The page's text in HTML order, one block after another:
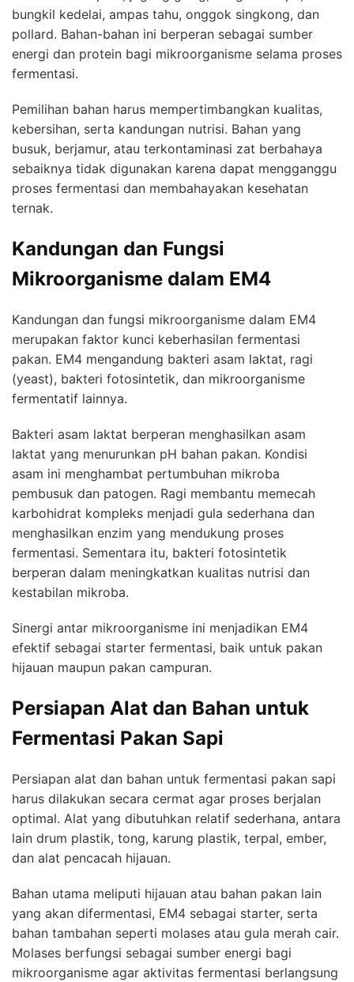
bungkil kedelai, ampas tahu, onggok singkong, dan
pollard. Bahan-bahan ini berperan sebagai sumber
energi dan protein bagi mikroorganisme selama proses
fermentasi.
Pemilihan bahan harus mempertimbangkan kualitas,
kebersihan, serta kandungan nutrisi. Bahan yang
busuk, berjamur, atau terkontaminasi zat berbahaya
sebaiknya tidak digunakan karena dapat mengganggu
proses fermentasi dan membahayakan kesehatan
ternak.
Kandungan dan Fungsi
Mikroorganisme dalam EM4
Kandungan dan fungsi mikroorganisme dalam EM4
merupakan faktor kunci keberhasilan fermentasi
pakan. EM4 mengandung bakteri asam laktat, ragi
(yeast), bakteri fotosintetik, dan mikroorganisme
fermentatif lainnya.
Bakteri asam laktat berperan menghasilkan asam
laktat yang menurunkan pH bahan pakan. Kondisi
asam ini menghambat pertumbuhan mikroba
pembusuk dan patogen. Ragi membantu memecah
karbohidrat kompleks menjadi gula sederhana dan
menghasilkan enzim yang mendukung proses
fermentasi. Sementara itu, bakteri fotosintetik
berperan dalam meningkatkan kualitas nutrisi dan
kestabilan mikroba.
Sinergi antar mikroorganisme ini menjadikan EM4
efektif sebagai starter fermentasi, baik untuk pakan
hijauan maupun pakan campuran.
Persiapan Alat dan Bahan untuk
Fermentasi Pakan Sapi
Persiapan alat dan bahan untuk fermentasi pakan sapi
harus dilakukan secara cermat agar proses berjalan
optimal. Alat yang dibutuhkan relatif sederhana, antara
lain drum plastik, tong, karung plastik, terpal, ember,
dan alat pencacah hijauan.
Bahan utama meliputi hijauan atau bahan pakan lain
yang akan difermentasi, EM4 sebagai starter, serta
bahan tambahan seperti molases atau gula merah cair.
Molases berfungsi sebagai sumber energi bagi
mikroorganisme agar aktivitas fermentasi berlangsung